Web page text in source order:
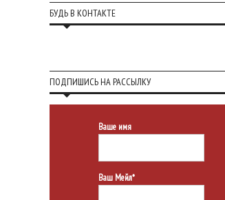
БУДЬ В КОНТАКТЕ
ПОДПИШИСЬ НА РАССЫЛКУ
Ваше имя
Ваш Мейл*